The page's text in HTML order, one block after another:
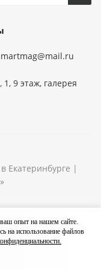
1, 9 этаж, галерея
Екатеринбурге |
опыт на нашем сайте.
на использование файлов